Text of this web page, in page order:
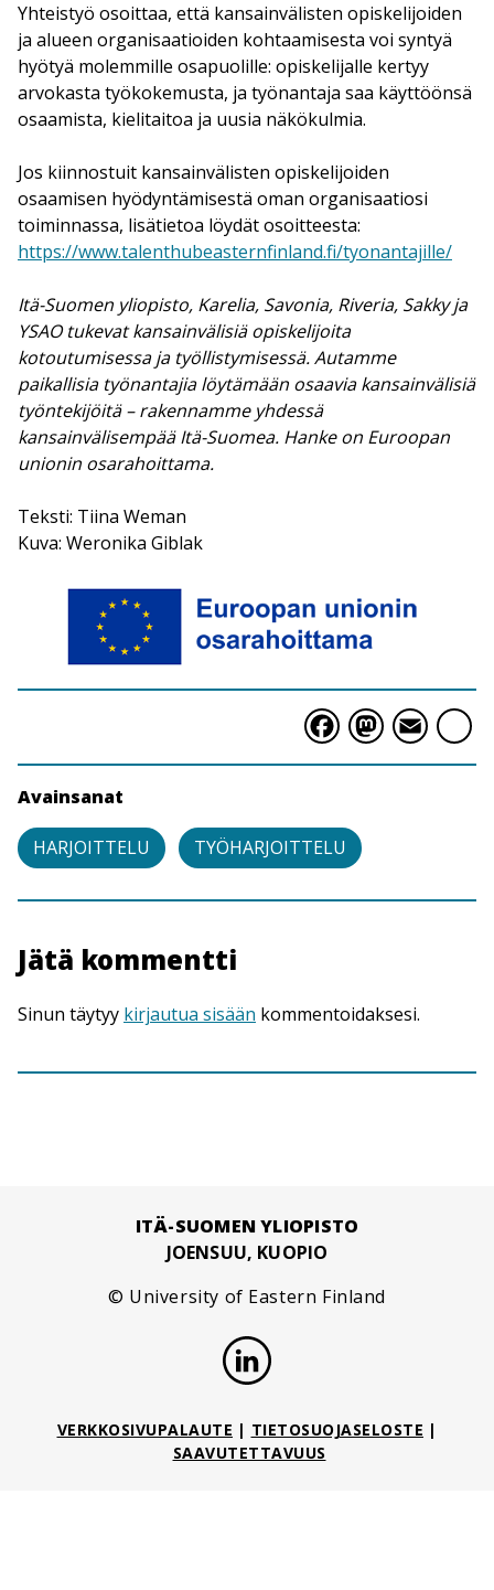
Yhteistyö osoittaa, että kansainvälisten opiskelijoiden
ja alueen organisaatioiden kohtaamisesta voi syntyä
hyötyä molemmille osapuolille: opiskelijalle kertyy
arvokasta työkokemusta, ja työnantaja saa käyttöönsä
osaamista, kielitaitoa ja uusia näkökulmia.
Jos kiinnostuit kansainvälisten opiskelijoiden
osaamisen hyödyntämisestä oman organisaatiosi
toiminnassa, lisätietoa löydät osoitteesta:
https://www.talenthubeasternfinland.fi/tyonantajille/
Itä-Suomen yliopisto, Karelia, Savonia, Riveria, Sakky ja
YSAO tukevat kansainvälisiä opiskelijoita
kotoutumisessa ja työllistymisessä. Autamme
paikallisia työnantajia löytämään osaavia kansainvälisiä
työntekijöitä – rakennamme yhdessä
kansainvälisempää Itä-Suomea. Hanke on Euroopan
unionin osarahoittama.
Teksti: Tiina Weman
Kuva: Weronika Giblak
Facebook
Avainsanat
HARJOITTELU TYÖHARJOITTELU
Jätä kommentti
Sinun täytyy kirjautua sisään kommentoidaksesi.
ITÄ-SUOMEN YLIOPISTO
JOENSUU, KUOPIO
© University of Eastern Finland
VERKKOSIVUPALAUTE | TIETOSUOJASELOSTE |
SAAVUTETTAVUUS